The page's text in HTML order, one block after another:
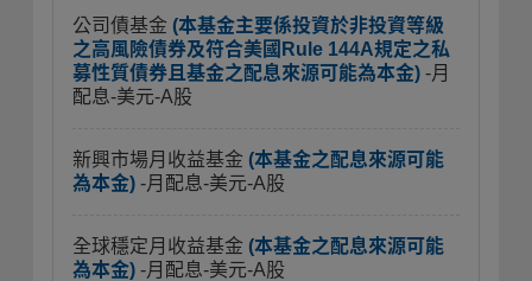
公司債基金 (本基金主要係投資於非投資等級
之高風險債券及符合美國Rule 144A規定之私
募性質債券且基金之配息來源可能為本金) -月
配息-美元-A股
新興市場月收益基金 (本基金之配息來源可能
為本金) -月配息-美元-A股
全球穩定月收益基金 (本基金之配息來源可能
為本金) -月配息-美元-A股